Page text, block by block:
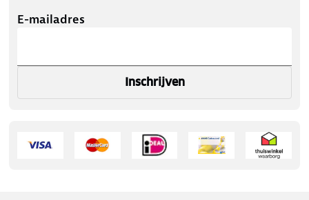
E-mailadres
Inschrijven